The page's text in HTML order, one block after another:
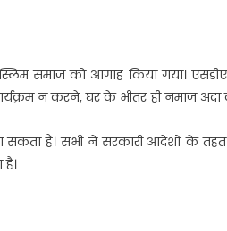
समाज को आगाह किया गया।
न करने, घर के भीतर ही नमाज
सकता है। सभी ने सरकारी आदेशों के